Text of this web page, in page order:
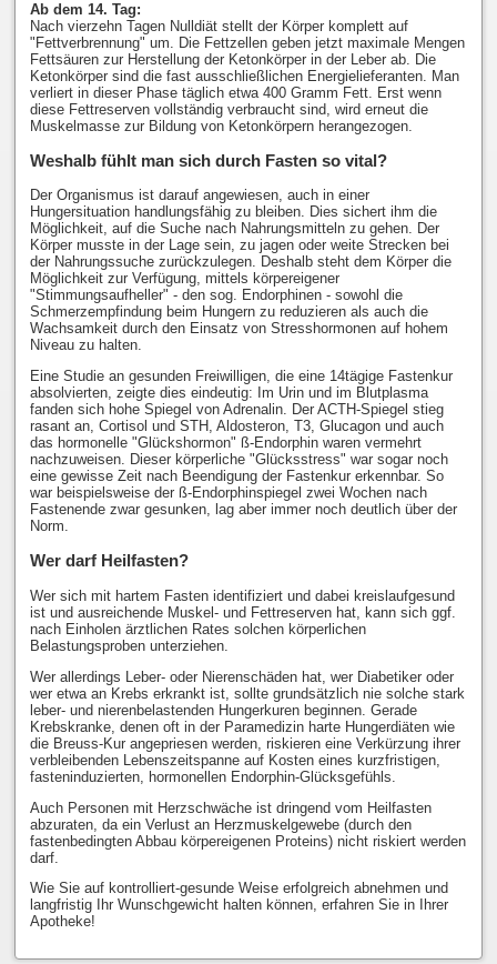
Ab dem 14. Tag:
Nach vierzehn Tagen Nulldiät stellt der Körper komplett auf
"Fettverbrennung" um. Die Fettzellen geben jetzt maximale Mengen
Fettsäuren zur Herstellung der Ketonkörper in der Leber ab. Die
Ketonkörper sind die fast ausschließlichen Energielieferanten. Man
verliert in dieser Phase täglich etwa 400 Gramm Fett. Erst wenn
diese Fettreserven vollständig verbraucht sind, wird erneut die
Muskelmasse zur Bildung von Ketonkörpern herangezogen.
Weshalb fühlt man sich durch Fasten so vital?
Der Organismus ist darauf angewiesen, auch in einer
Hungersituation handlungsfähig zu bleiben. Dies sichert ihm die
Möglichkeit, auf die Suche nach Nahrungsmitteln zu gehen. Der
Körper musste in der Lage sein, zu jagen oder weite Strecken bei
der Nahrungssuche zurückzulegen. Deshalb steht dem Körper die
Möglichkeit zur Verfügung, mittels körpereigener
"Stimmungsaufheller" - den sog. Endorphinen - sowohl die
Schmerzempfindung beim Hungern zu reduzieren als auch die
Wachsamkeit durch den Einsatz von Stresshormonen auf hohem
Niveau zu halten.
Eine Studie an gesunden Freiwilligen, die eine 14tägige Fastenkur
absolvierten, zeigte dies eindeutig: Im Urin und im Blutplasma
fanden sich hohe Spiegel von Adrenalin. Der ACTH-Spiegel stieg
rasant an, Cortisol und STH, Aldosteron, T3, Glucagon und auch
das hormonelle "Glückshormon" ß-Endorphin waren vermehrt
nachzuweisen. Dieser körperliche "Glücksstress" war sogar noch
eine gewisse Zeit nach Beendigung der Fastenkur erkennbar. So
war beispielsweise der ß-Endorphinspiegel zwei Wochen nach
Fastenende zwar gesunken, lag aber immer noch deutlich über der
Norm.
Wer darf Heilfasten?
Wer sich mit hartem Fasten identifiziert und dabei kreislaufgesund
ist und ausreichende Muskel- und Fettreserven hat, kann sich ggf.
nach Einholen ärztlichen Rates solchen körperlichen
Belastungsproben unterziehen.
Wer allerdings Leber- oder Nierenschäden hat, wer Diabetiker oder
wer etwa an Krebs erkrankt ist, sollte grundsätzlich nie solche stark
leber- und nierenbelastenden Hungerkuren beginnen. Gerade
Krebskranke, denen oft in der Paramedizin harte Hungerdiäten wie
die Breuss-Kur angepriesen werden, riskieren eine Verkürzung ihrer
verbleibenden Lebenszeitspanne auf Kosten eines kurzfristigen,
fasteninduzierten, hormonellen Endorphin-Glücksgefühls.
Auch Personen mit Herzschwäche ist dringend vom Heilfasten
abzuraten, da ein Verlust an Herzmuskelgewebe (durch den
fastenbedingten Abbau körpereigenen Proteins) nicht riskiert werden
darf.
Wie Sie auf kontrolliert-gesunde Weise erfolgreich abnehmen und
langfristig Ihr Wunschgewicht halten können, erfahren Sie in Ihrer
Apotheke!